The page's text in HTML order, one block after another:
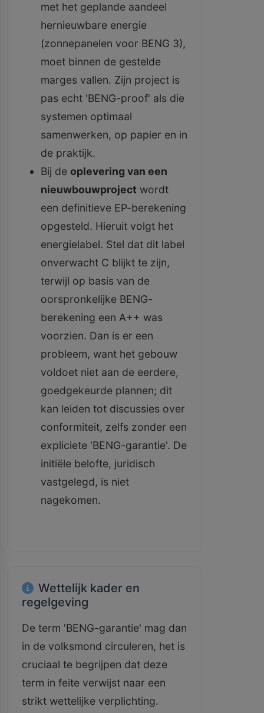
met het geplande aandeel
hernieuwbare energie
(zonnepanelen voor BENG 3),
moet binnen de gestelde
marges vallen. Zijn project is
pas echt 'BENG-proof' als die
systemen optimaal
samenwerken, op papier en in
de praktijk.
Bij de oplevering van een
nieuwbouwproject wordt
een definitieve EP-berekening
opgesteld. Hieruit volgt het
energielabel. Stel dat dit label
onverwacht C blijkt te zijn,
terwijl op basis van de
oorspronkelijke BENG-
berekening een A++ was
voorzien. Dan is er een
probleem, want het gebouw
voldoet niet aan de eerdere,
goedgekeurde plannen; dit
kan leiden tot discussies over
conformiteit, zelfs zonder een
expliciete 'BENG-garantie'. De
initiële belofte, juridisch
vastgelegd, is niet
nagekomen.
Wettelijk kader en
regelgeving
De term 'BENG-garantie' mag dan
in de volksmond circuleren, het is
cruciaal te begrijpen dat deze
term in feite verwijst naar een
strikt wettelijke verplichting.